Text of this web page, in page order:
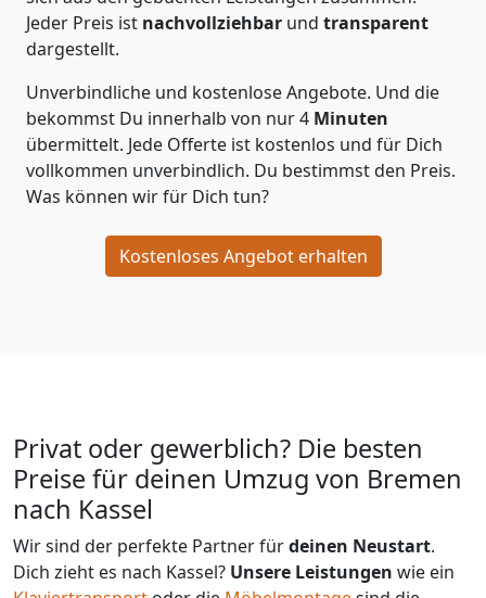
Jeder Preis ist nachvollziehbar und transparent
dargestellt.
Unverbindliche und kostenlose Angebote. Und die
bekommst Du innerhalb von nur4 Minuten
übermittelt. Jede Offerte ist kostenlos und für Dich
vollkommen unverbindlich. Du bestimmst den Preis.
Was können wir für Dich tun?
Kostenloses Angebot erhalten
Privat oder gewerblich? Die besten
Preise für deinen Umzug von Bremen
nach Kassel
Wir sind der perfekte Partner fürdeinen Neustart.
Dich zieht es nach Kassel? Unsere Leistungen wie ein